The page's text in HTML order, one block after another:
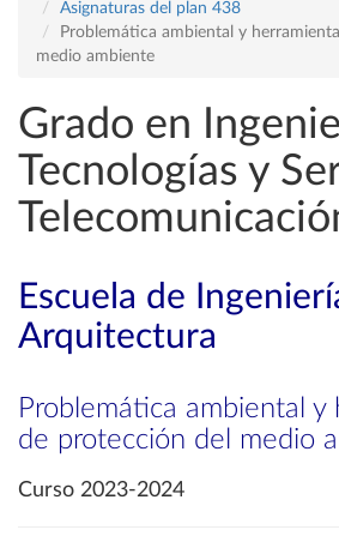
Asignaturas del plan 438
Problemática ambiental y
medio ambiente
Grado en
Tecnologías y
Escuela de
Arquitectura
Problemática ambiental y
de protección del medio
Curso 2023-2024